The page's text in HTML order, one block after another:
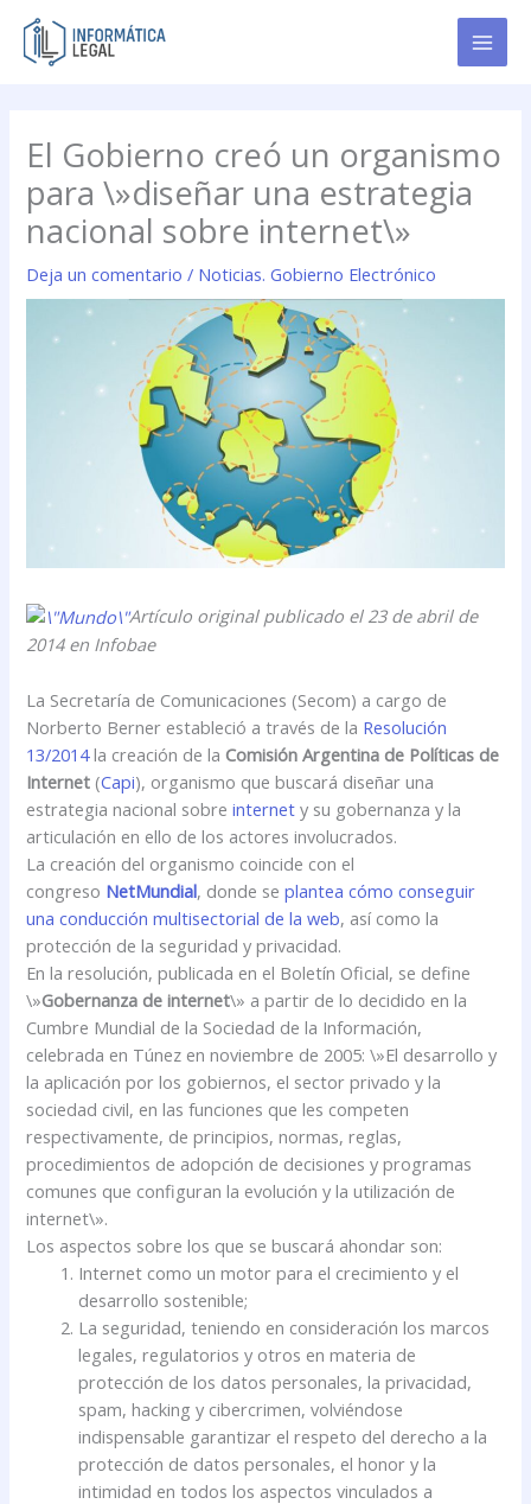
contenido
El Gobierno creó un organismo
para \»diseñar una estrategia
nacional sobre internet\»
Deja un comentario / Noticias. Gobierno Electrónico
Artículo original publicado el 23 de abril de
2014 en Infobae
La Secretaría de Comunicaciones (Secom) a cargo de
Norberto Berner estableció a través de la Resolución
13/2014la creación de la Comisión Argentina de Políticas de
Internet (Capi), organismo que buscará diseñar una
estrategia nacional sobreinternet y su gobernanza y la
articulación en ello de los actores involucrados.
La creación del organismo coincide con el
congreso NetMundial, donde seplantea cómo conseguir
una conducción multisectorial de la web, así como la
protección de la seguridad y privacidad.
En la resolución, publicada en el Boletín Oficial, se define
\»Gobernanza de internet\» a partir de lo decidido en la
Cumbre Mundial de la Sociedad de la Información,
celebrada en Túnez en noviembre de 2005: \»El desarrollo y
la aplicación por los gobiernos, el sector privado y la
sociedad civil, en las funciones que les competen
respectivamente, de principios, normas, reglas,
procedimientos de adopción de decisiones y programas
comunes que configuran la evolución y la utilización de
internet\».
Los aspectos sobre los que se buscará ahondar son:
Internet como un motor para el crecimiento y el
desarrollo sostenible;
La seguridad, teniendo en consideración los marcos
legales, regulatorios y otros en materia de
protección de los datos personales, la privacidad,
spam, hacking y cibercrimen, volviéndose
indispensable garantizar el respeto del derecho a la
protección de datos personales, el honor y la
intimidad en todos los aspectos vinculados a